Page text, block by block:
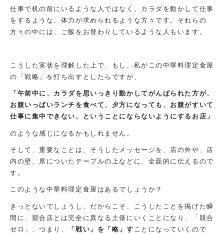
仕事で机の前にいるような人ではなく、カラダを動かして仕事
をするような、体力が求められるような方々です。それらの
方々の中には、ご飯をお替わりしているような人もいます。
こうした実状を理解した上で、もし、私がこの中華料理定食屋
の「戦略」を打ち出すとしたらですが、
「午前中に、カラダを思いっきり動かしてがんばられた方が、
お腹いっぱいランチを食べて、夕方になっても、お腹がすいて
仕事に集中できない、ということにならないようにするお店」
のような感じになるかもしれません。
そして、重要なことは、そうしたメッセージを、店の外や、店
内の壁、席についたテーブルの上などに、全面的に伝えるので
す。
このような中華料理定食屋はあるでしょうか？
きっとないでしょうし、だからこそ、こうしたことを掲げた瞬
間に、競合店とは完全に異なる土俵にいくことになり、「競合
ゼロ」、つまり、
「戦い」を「略」す ことになっていくので